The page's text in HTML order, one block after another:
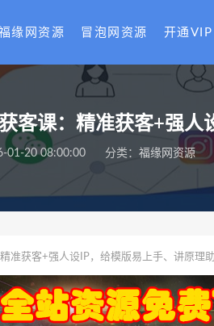
缘网资源 冒泡网资源 开通VIP
客课：精准获客+强
01-20 08:00:00 分类： 福缘网资源
准获客+强人设IP，给模版易上手、讲原理